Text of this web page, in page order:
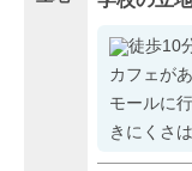
徒歩10
カフェが
モールに
きにくさ